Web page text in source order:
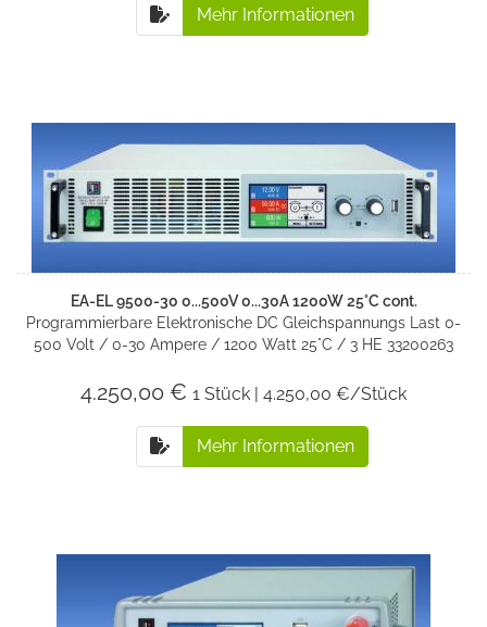
Mehr Informationen
EA-EL 9500-30 0...500V 0...30A 1200W 25°C cont.
Programmierbare Elektronische DC Gleichspannungs Last 0-
500 Volt / 0-30 Ampere / 1200 Watt 25°C / 3 HE 33200263
4.250,00 € 1 Stück | 4.250,00 €/Stück
Mehr Informationen